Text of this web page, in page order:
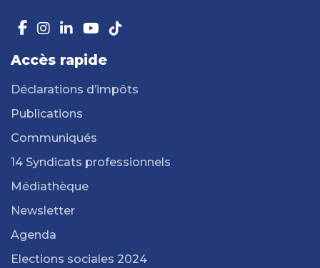
Accès rapide
Déclarations d’impôts
Publications
Communiqués
14 Syndicats professionnels
Médiathèque
Newsletter
Agenda
Elections sociales 2024